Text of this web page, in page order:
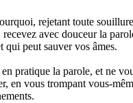
rejetant toute
recevez avec douceur la
qui peut sauver vos âmes.
pratique la parole, et ne
en vous trompant vous-